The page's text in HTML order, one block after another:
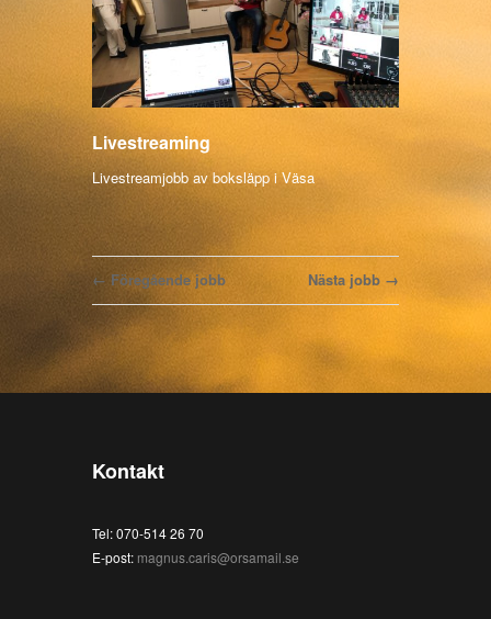
Livestreaming
Livestreamjobb av boksläpp i Väsa
← Föregående jobb Nästa jobb →
Kontakt
Tel: 070-514 26 70
E-post: magnus.caris@orsamail.se